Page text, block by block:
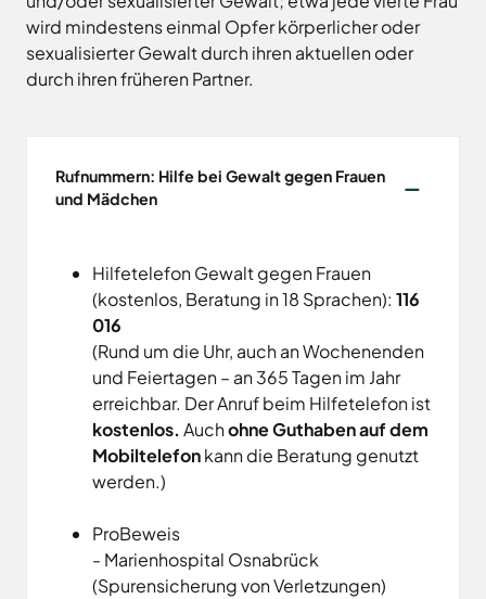
wird mindestens einmal Opfer körperlicher oder
sexualisierter Gewalt durch ihren aktuellen oder
durch ihren früheren Partner.
Rufnummern: Hilfe bei Gewalt gegen Frauen
und Mädchen
Hilfetelefon Gewalt gegen Frauen
(kostenlos, Beratung in 18 Sprachen): 116
016
(Rund um die Uhr, auch an Wochenenden
und Feiertagen – an 365 Tagen im Jahr
erreichbar. Der Anruf beim Hilfetelefon ist
kostenlos. Auchohne Guthaben auf dem
Mobiltelefonkann die Beratung genutzt
werden.)
ProBeweis
- Marienhospital Osnabrück
(Spurensicherung von Verletzungen)
Niedersächsische
Landgesellschaft
Osnabrücker
Planungsgesellschaft
Nahverkehr
Osnabrück
Tourismusgesellschaft
Osnabrücker
Verkehrsgesellschaft
Landkreis
Osnabrück
Volkshochschule
Wirtschaftsförderungsgesellschaft
Osnabrücker
-
12.00
Uhr
Außenstellen
Karte
aufrufen
Bad
Essen
Bad
Iburg
Rothenfelde
Belm
Bissendorf
Bohmte
Bramsche
Dissen
Fürstenau
Georgsmarienhütte
Glandorf
Hagen
Hasbergen
Melle